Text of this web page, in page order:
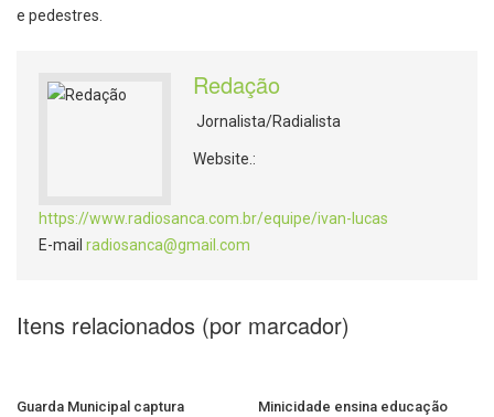
e pedestres.
Redação
Jornalista/Radialista
Website.:
https://www.radiosanca.com.br/equipe/ivan-lucas
E-mail radiosanca@gmail.com
Itens relacionados (por marcador)
Guarda Municipal captura
Minicidade ensina educação